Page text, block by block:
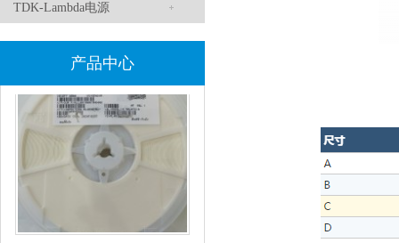
TDK-Lambda电源
产品中心